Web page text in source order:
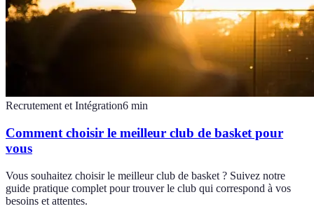
Recrutement et Intégration6 min
Comment choisir le meilleur club de basket pour
vous
Vous souhaitez choisir le meilleur club de basket ? Suivez notre
guide pratique complet pour trouver le club qui correspond à vos
besoins et attentes.